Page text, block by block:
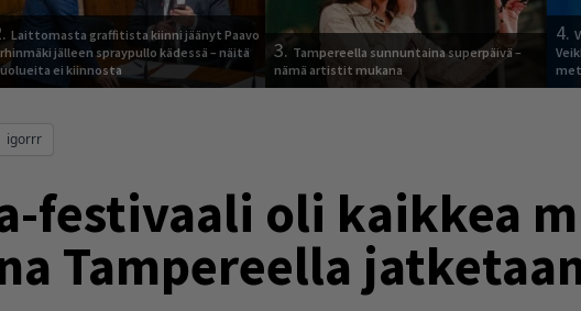
Laittomasta graffitista kiinni jäänyt Paavo
jälleen spraypullo kädessä – näitä
ei kiinnosta
3. Tampereella sunnuntaina superpäivä –
nämä artistit mukana
4.
igorrr
festivaali oli kaikkea
Tampereella